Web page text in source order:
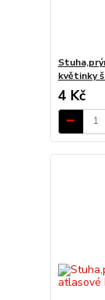
květinky
4 Kč